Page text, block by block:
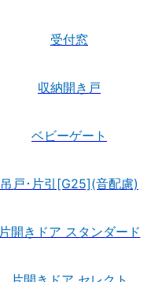
受付窓
収納開き戸
ベビーゲート
吊戸･片引[G25](音配慮)
片開きドア スタンダード